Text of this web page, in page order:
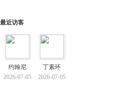
最近访客
约翰尼
2026-07-05
丁素环
2026-07-05